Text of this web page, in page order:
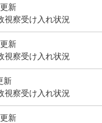
新
察受け入れ状況
新
察受け入れ状況
新
察受け入れ状況
新